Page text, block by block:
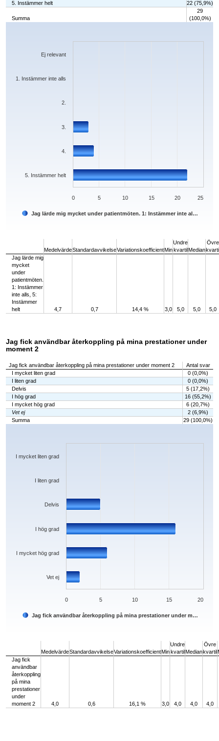
5. Instämmer helt 22 (75,9%)
Summa
29
(100,0%)
Chart
The chart has 1 X axis displaying categories.
Jag lärde mig mycket under patientmöten. 1: Instämmer inte al…
5. Instämmer helt
4.
3.
2.
1. Instämmer inte alls
Ej relevant
0 5 10 15 20 25
MedelvärdeStandardavvikelseVariationskoefficientMin
Undre
kvartilMedian
Övre
Jag lärde mig
mycket
under
patientmöten.
1: Instämmer
inte alls, 5:
Instämmer
helt
4,7 0,7 14,4 % 3,0 5,0 5,0 5,0
Jag fick användbar återkoppling på mina prestationer under
moment 2
Jag fick användbar återkoppling på mina prestationer under moment 2
Antal svar
I mycket liten grad
0 (0,0%)
I liten grad
0 (0,0%)
Delvis
5 (17,2%)
I hög grad
16 (55,2%)
I mycket hög grad
6 (20,7%)
Vet ej
2 (6,9%)
Summa
29 (100,0%)
Chart
The chart has 1 X axis displaying categories.
Jag fick användbar återkoppling på mina prestationer under m…
Vet ej
I mycket hög grad
I hög grad
Delvis
I liten grad
I mycket liten grad
0 10
5 15 20
MedelvärdeStandardavvikelseVariationskoefficientMin
Undre
kvartilMedian
Övre
kvartil
Jag fick
användbar
återkoppling
på mina
prestationer
under
moment 2
4,0 0,6 16,1 % 3,0 4,0 4,0 4,0